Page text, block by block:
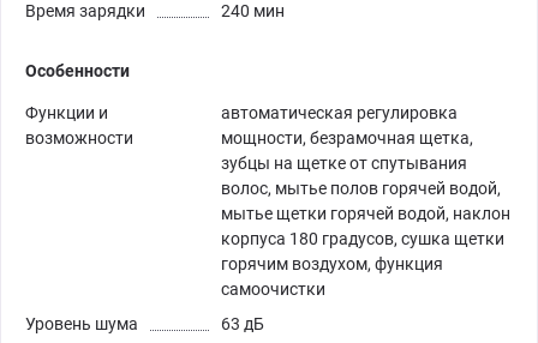
Время зарядки 240 мин
Особенности
Функции и
возможности
автоматическая регулировка
мощности, безрамочная щетка,
зубцы на щетке от спутывания
волос, мытье полов горячей водой,
мытье щетки горячей водой, наклон
корпуса 180 градусов, сушка щетки
горячим воздухом, функция
самоочистки
Уровень шума
63 дБ